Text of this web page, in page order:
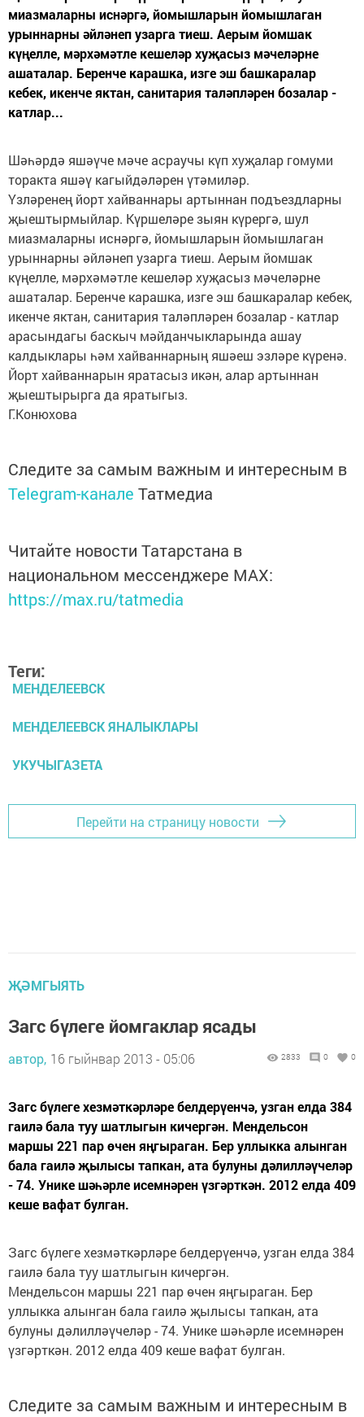
миазмаларны иснәргә, йомышларын йомышлаган
урыннарны әйләнеп узарга тиеш. Аерым йомшак
күңелле, мәрхәмәтле кешеләр хуҗасыз мәчеләрне
ашаталар. Беренче карашка, изге эш башкаралар
кебек, икенче яктан, санитария таләпләрен бозалар -
катлар...
Шәһәрдә яшәүче мәче асраучы күп хуҗалар гомуми
торакта яшәү кагыйдәләрен үтәмиләр.
Үзләренең йорт хайваннары артыннан подъездларны
җыештырмыйлар. Күршеләре зыян күрергә, шул
миазмаларны иснәргә, йомышларын йомышлаган
урыннарны әйләнеп узарга тиеш. Аерым йомшак
күңелле, мәрхәмәтле кешеләр хуҗасыз мәчеләрне
ашаталар. Беренче карашка, изге эш башкаралар кебек,
икенче яктан, санитария таләпләрен бозалар - катлар
арасындагы баскыч мәйданчыкларында ашау
калдыклары һәм хайваннарның яшәеш эзләре күренә.
Йорт хайваннарын яратасыз икән, алар артыннан
җыештырырга да яратыгыз.
Г.Конюхова
Следите за самым важным и интересным в
Telegram-канале Татмедиа
Читайте новости Татарстана в
национальном мессенджере MАХ:
https://max.ru/tatmedia
Теги:
МЕНДЕЛЕЕВСК
МЕНДЕЛЕЕВСК ЯНАЛЫКЛАРЫ
УКУЧЫГАЗЕТА
Перейти на страницу новости
ҖӘМГЫЯТЬ
Загс бүлеге йомгаклар ясады
автор, 16 гыйнвар 2013 - 05:06 2833 0 0
Загс бүлеге хезмәткәрләре белдерүенчә, узган елда 384
гаилә бала туу шатлыгын кичергән. Мендельсон
маршы 221 пар өчен яңгыраган. Бер уллыкка алынган
бала гаилә җылысы тапкан, ата булуны дәлилләүчеләр
- 74. Унике шәһәрле исемнәрен үзгәрткән. 2012 елда 409
кеше вафат булган.
Загс бүлеге хезмәткәрләре белдерүенчә, узган елда 384
гаилә бала туу шатлыгын кичергән.
Мендельсон маршы 221 пар өчен яңгыраган. Бер
уллыкка алынган бала гаилә җылысы тапкан, ата
булуны дәлилләүчеләр - 74. Унике шәһәрле исемнәрен
үзгәрткән. 2012 елда 409 кеше вафат булган.
Следите за самым важным и интересным в